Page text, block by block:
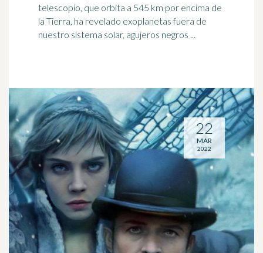
telescopio, que orbita a 545 km por encima de
la Tierra, ha revelado exoplanetas fuera de
nuestro sistema solar, agujeros negros ...
22
MAR
2022